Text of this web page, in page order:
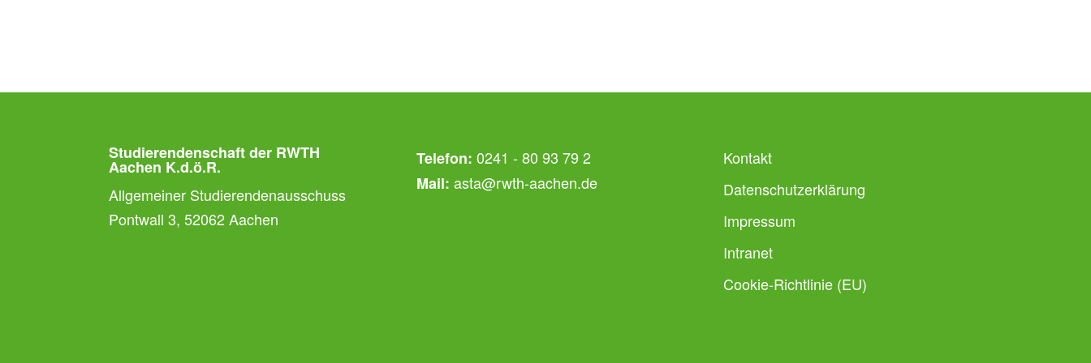
Studierendenschaft der RWTH
Aachen K.d.ö.R.
Allgemeiner Studierendenausschuss
Pontwall 3, 52062 Aachen
Telefon: 0241 - 80 93 79 2
Mail: asta@rwth-aachen.de
Kontakt
Datenschutzerklärung
Impressum
Intranet
Cookie-Richtlinie (EU)